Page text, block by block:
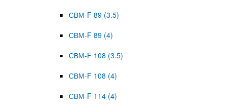
СВМ-F 89 (3.5)
СВМ-F 89 (4)
СВМ-F 108 (3.5)
СВМ-F 108 (4)
СВМ-F 114 (4)